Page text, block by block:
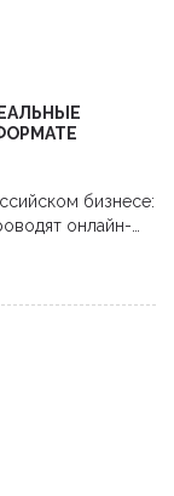
бизнесе:
онлайн-